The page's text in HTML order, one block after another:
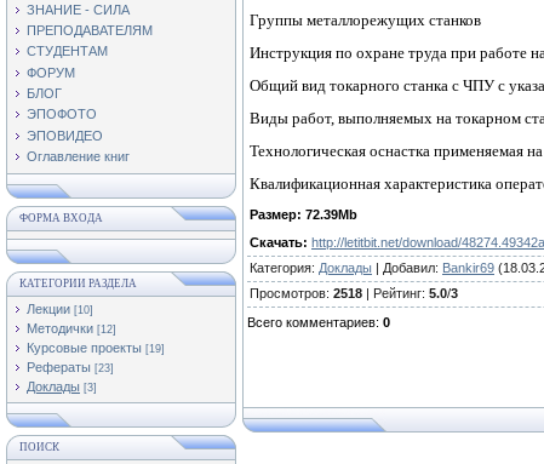
ЗНАНИЕ - СИЛА
ПРЕПОДАВАТЕЛЯМ
СТУДЕНТАМ
ФОРУМ
БЛОГ
ЭПОФОТО
ЭПОВИДЕО
Оглавление книг
ФОРМА ВХОДА
КАТЕГОРИИ РАЗДЕЛА
Лекции [10]
Методички [12]
Курсовые проекты [19]
Рефераты [23]
Доклады [3]
ПОИСК
Группы металлорежущих станков
Инструкция по охране труда при работе
Общий вид токарного станка с ЧПУ с
Виды работ, выполняемых на токарном
Технологическая оснастка применяемая
Квалификационная характеристика
Размер: 72.39Mb
Скачать: http://letitbit.net/download/
Категория: Доклады | Добавил: Bankir69
Просмотров: 2518 | Рейтинг: 5.0/3
Всего комментариев: 0